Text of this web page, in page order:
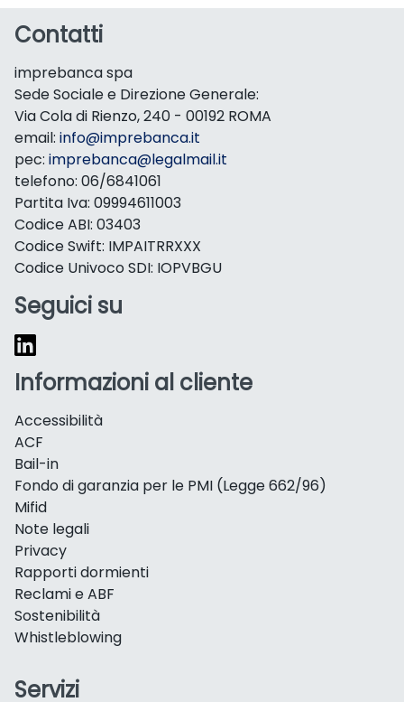
Contatti
imprebanca spa
Sede Sociale e Direzione Generale:
Via Cola di Rienzo, 240 - 00192 ROMA
email: info@imprebanca.it
pec: imprebanca@legalmail.it
telefono: 06/6841061
Partita Iva: 09994611003
Codice ABI: 03403
Codice Swift: IMPAITRRXXX
Codice Univoco SDI: IOPVBGU
Seguici su
Informazioni al cliente
Accessibilità
ACF
Bail-in
Fondo di garanzia per le PMI (Legge 662/96)
Mifid
Note legali
Privacy
Rapporti dormienti
Reclami e ABF
Sostenibilità
Whistleblowing
Servizi